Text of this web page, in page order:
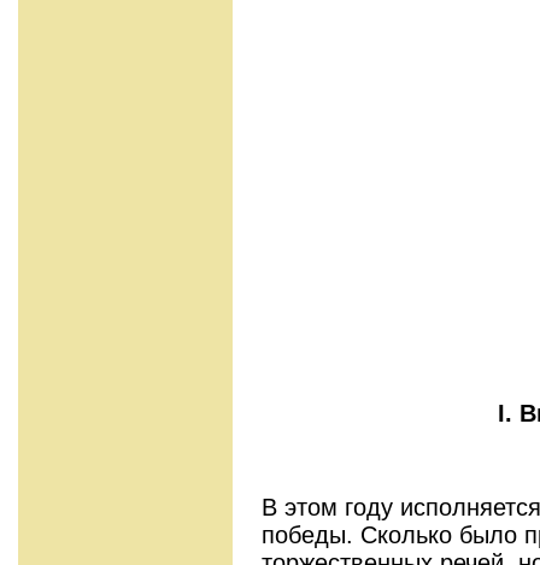
I.
В этом году
победы. Сколько было